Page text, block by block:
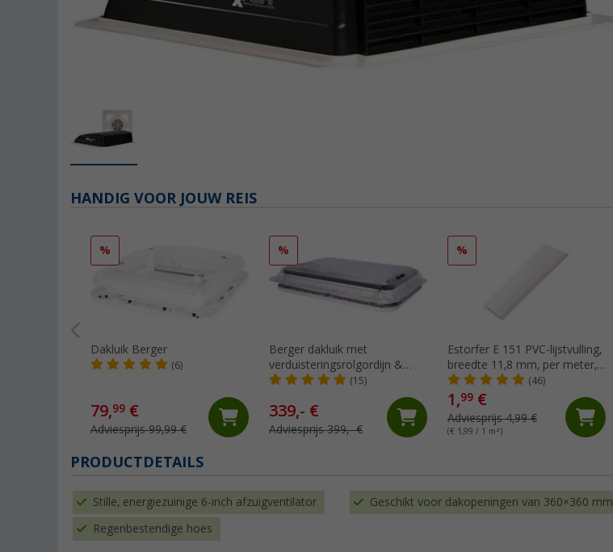
HANDIG VOOR JOUW REIS
%
Dakluik Berger
(6)
79,99 €
Adviesprijs 99,99 €
%
Berger dakluik met
verduisteringsrolgordijn &
muggennet 70 x 50 cm
(15)
339,- €
Adviesprijs 399,- €
%
Estorfer E 151 PVC-lijstvulling,
breedte 11,8 mm, per meter,
wit
(46)
1,99 €
Adviesprijs 4,99 €
(€ 1,99 / 1 m²)
PRODUCTDETAILS
Stille, energiezuinige 6-inch afzuigventilator Geschikt voor dakopeningen van 360×360 mm
Regenbestendige hoes